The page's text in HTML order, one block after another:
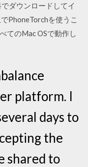
ダウンロードしてイ
PhoneTorchを使うこ
のMac OSで動作し
platform. I
days to
the
shared to